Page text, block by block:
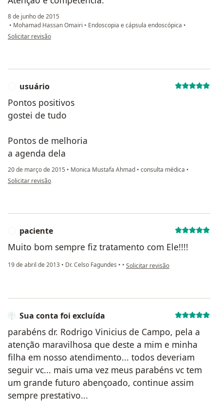
8 de junho de 2015
• Mohamad Hassan Omairi • Endoscopia e cápsula endoscópica •
na opinião do utilizador anônimo
Solicitar revisão
usuário
Pontos positivos
gostei de tudo
Pontos de melhoria
a agenda dela
20 de março de 2015 • Monica Mustafa Ahmad • consulta médica •
na opinião do utilizador usuário
Solicitar revisão
paciente
Muito bom sempre fiz tratamento com Ele!!!!
19 de abril de 2013 • Dr. Celso Fagundes • • na opinião do utilizador paciente
Solicitar revisão
Sua conta foi excluída
parabéns dr. Rodrigo Vinicius de Campo, pela a
atenção maravilhosa que deste a mim e minha
filha em nosso atendimento... todos deveriam
seguir vc... mais uma vez meus parabéns vc tem
um grande futuro abençoado, continue assim
sempre prestativo...